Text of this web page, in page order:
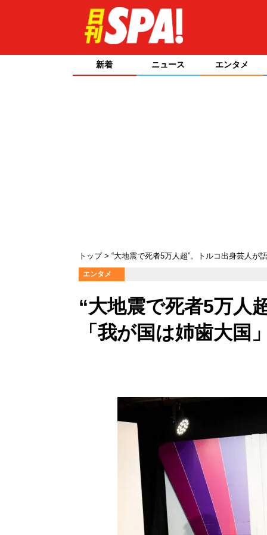
新着 ニュース エンタメ
トップ “大地震で死者5万人超”。トルコ出身芸人が
エンタメ
“大地震で死者5万人
「我が国は姉歯大国